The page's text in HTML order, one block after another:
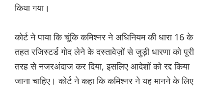
किया गया।
कोर्ट ने पाया कि चूंकि कमिश्नर ने अधिनियम की धारा 16 के
तहत रजिस्टर्ड गोद लेने के दस्तावेज़ों से जुड़ी धारणा को पूरी
तरह से नजरअंदाज कर दिया, इसलिए आदेशों को रद्द किया
जाना चाहिए। कोर्ट ने कहा कि कमिश्नर ने यह मानने के लिए